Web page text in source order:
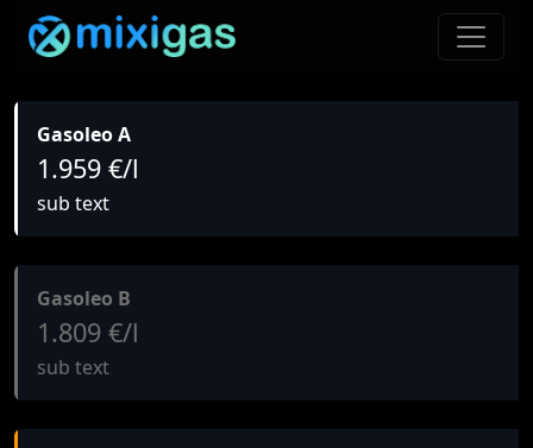
Gasoleo A
1.959 €/l
sub text
Gasoleo B
1.809 €/l
sub text